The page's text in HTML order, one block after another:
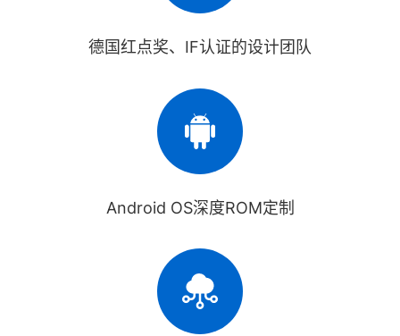
德国红点奖、IF认证的设计团队
Android OS深度ROM定制